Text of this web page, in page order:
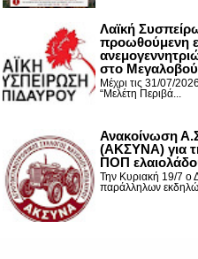
Λαϊκή
προωθούμενη
στο
Μέχρι τις 31/07/
“Μελέτη Περιβά...
Ανακοίνωση
(ΑΚΣΥΝΑ) για
ΠΟΠ
Την Κυριακή 19/7 ο
παράλληλων